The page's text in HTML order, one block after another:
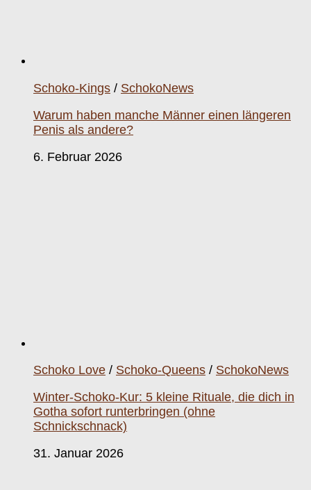
Schoko-Kings / SchokoNews
Warum haben manche Männer einen längeren
Penis als andere?
6. Februar 2026
Schoko Love / Schoko-Queens / SchokoNews
Winter-Schoko-Kur: 5 kleine Rituale, die dich in
Gotha sofort runterbringen (ohne
Schnickschnack)
31. Januar 2026